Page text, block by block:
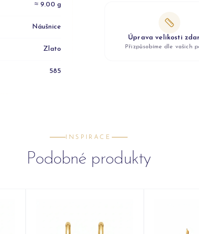
≈ 9.00 g
Náušnice
Zlato
585
Úprava velikosti
Přizpůsobíme dle vašich
INSPIRACE
Podobné produkty